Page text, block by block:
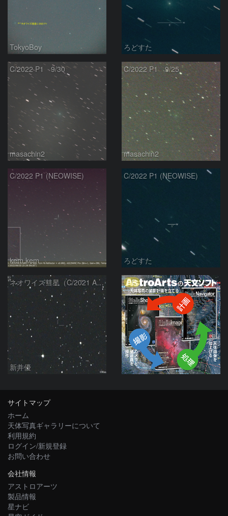
TokyoBoy ろどすた
C/2022 P1 9/30
masachin2
C/2022 P1 9/25
masachin2
C/2022 P1 (NEOWISE)
kem.kem
C/2022 P1 (NEOWISE)
ろどすた
ネオワイズ彗星（C/2021 A7） : 2022/04/07
新井優
PR
サイトマップ
ホーム
天体写真ギャラリーについて
利用規約
ログイン/新規登録
お問い合わせ
会社情報
アストロアーツ
製品情報
星ナビ